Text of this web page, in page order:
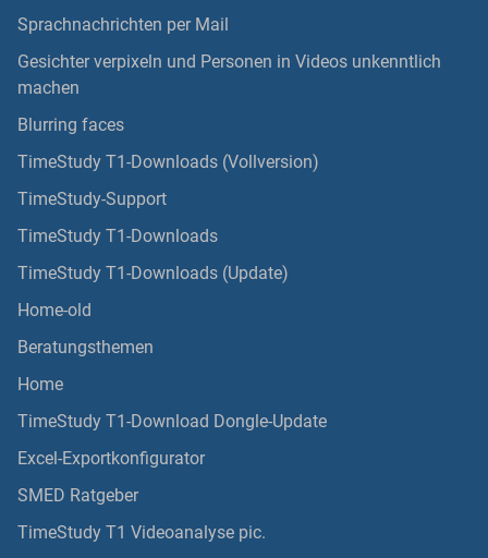
Sprachnachrichten per Mail
Gesichter verpixeln und Personen in Videos unkenntlich
machen
Blurring faces
TimeStudy T1-Downloads (Vollversion)
TimeStudy-Support
TimeStudy T1-Downloads
TimeStudy T1-Downloads (Update)
Home-old
Beratungsthemen
Home
TimeStudy T1-Download Dongle-Update
Excel-Exportkonfigurator
SMED Ratgeber
TimeStudy T1 Videoanalyse pic.